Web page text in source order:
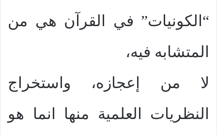
“الكونيات” في القرآن هي من
المتشابه فيه،
لا من إعجازه، واستخراج
النظريات العلمية منها انما هو